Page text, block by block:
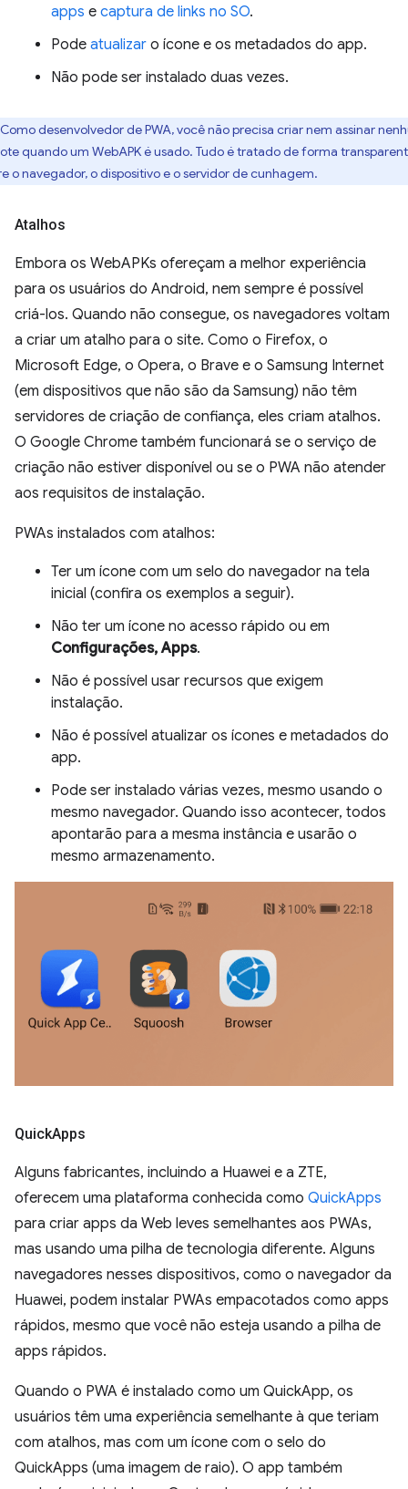
apps e captura de links no SO.
Pode atualizar o ícone e os metadados do app.
Não pode ser instalado duas vezes.
Como desenvolvedor de PWA, você não precisa criar nem assinar
quando um WebAPK é usado. Tudo é tratado de forma
o navegador, o dispositivo e o servidor de cunhagem.
Atalhos
Embora os WebAPKs ofereçam a melhor experiência
para os usuários do Android, nem sempre é possível
criá-los. Quando não consegue, os navegadores voltam
a criar um atalho para o site. Como o Firefox, o
Microsoft Edge, o Opera, o Brave e o Samsung Internet
(em dispositivos que não são da Samsung) não têm
servidores de criação de confiança, eles criam atalhos.
O Google Chrome também funcionará se o serviço de
criação não estiver disponível ou se o PWA não atender
aos requisitos de instalação.
PWAs instalados com atalhos:
Ter um ícone com um selo do navegador na tela
inicial (confira os exemplos a seguir).
Não ter um ícone no acesso rápido ou em
Configurações, Apps.
Não é possível usar recursos que exigem
instalação.
Não é possível atualizar os ícones e metadados do
app.
Pode ser instalado várias vezes, mesmo usando o
mesmo navegador. Quando isso acontecer, todos
apontarão para a mesma instância e usarão o
mesmo armazenamento.
QuickApps
Alguns fabricantes, incluindo a Huawei e a ZTE,
oferecem uma plataforma conhecida como QuickApps
para criar apps da Web leves semelhantes aos PWAs,
mas usando uma pilha de tecnologia diferente. Alguns
navegadores nesses dispositivos, como o navegador da
Huawei, podem instalar PWAs empacotados como apps
rápidos, mesmo que você não esteja usando a pilha de
apps rápidos.
Quando o PWA é instalado como um QuickApp, os
usuários têm uma experiência semelhante à que teriam
com atalhos, mas com um ícone com o selo do
QuickApps (uma imagem de raio). O app também